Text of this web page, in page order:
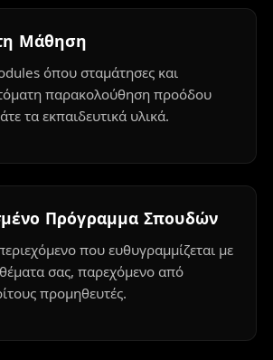
Μάθηση
όπου σταμάτησες και
παρακολούθηση προόδου
τα εκπαιδευτικά υλικά.
Πρόγραμμα Σπουδών
που ευθυγραμμίζεται με
σας, παρεχόμενο από
προμηθευτές.